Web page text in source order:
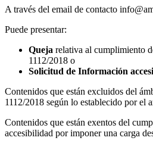
A través del email de contacto
Puede presentar:
Queja relativa al cumplimiento
1112/2018 o
Solicitud de Información
Contenidos que están excluidos del
1112/2018 según lo establecido por el
Contenidos que están exentos del
accesibilidad por imponer una carga